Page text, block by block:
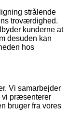
strålende
troværdighed.
kunderne at
desuden kan
hos
Vi samarbejder
vi præsenterer
bruger fra vores